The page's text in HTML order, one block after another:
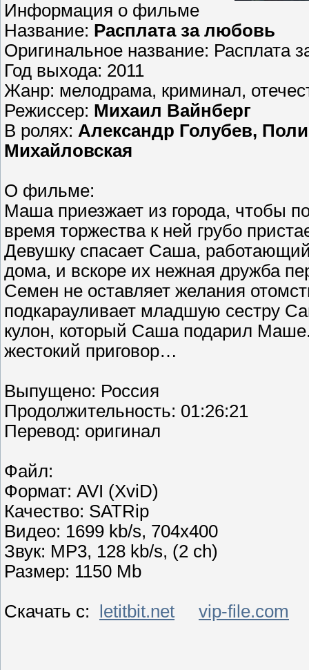
Информация о фильме
Название: Расплата за любовь
Оригинальное название: Расплата
Год выхода: 2011
Жанр: мелодрама, криминал,
Режиссер: Михаил Вайнберг
В ролях: Александр Голубев,
Михайловская
О фильме:
Маша приезжает из города, чтобы
время торжества к ней грубо
Девушку спасает Саша,
дома, и вскоре их нежная дружба
Семен не оставляет желания
подкарауливает младшую сестру
кулон, который Саша подарил
жестокий приговор…
Выпущено: Россия
Продолжительность: 01:26:21
Перевод: оригинал
Файл:
Формат: AVI (XviD)
Качество: SATRip
Видео: 1699 kb/s, 704x400
Звук: MP3, 128 kb/s, (2 ch)
Размер: 1150 Mb
Скачать с: letitbit.net vip-file.com